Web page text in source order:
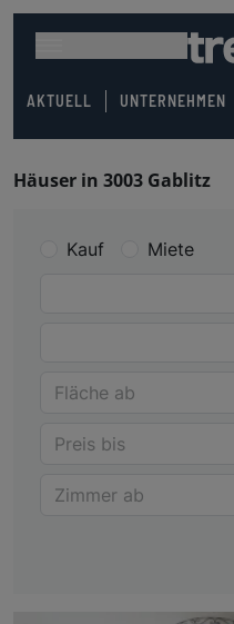
AKTUELL UNTERNEHMEN
Häuser in 3003 Gablitz
Kauf Miete